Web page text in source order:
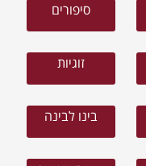
סיפורים
זוגיות
בינו לבינה